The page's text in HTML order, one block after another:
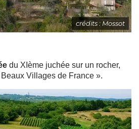
crédits : Mossot
du XIème juchée sur un rocher,
Villages de France ».